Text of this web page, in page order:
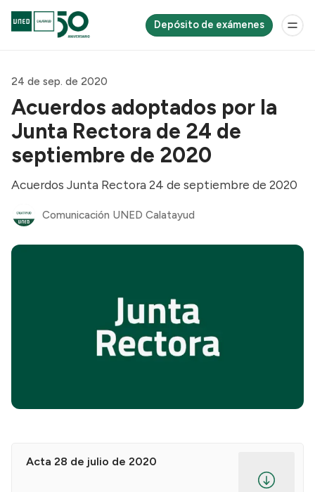
Depósito de exámenes
24 de sep. de 2020
Acuerdos adoptados por la
Junta Rectora de 24 de
septiembre de 2020
Acuerdos Junta Rectora 24 de septiembre de 2020
Comunicación UNED Calatayud
Acta 28 de julio de 2020